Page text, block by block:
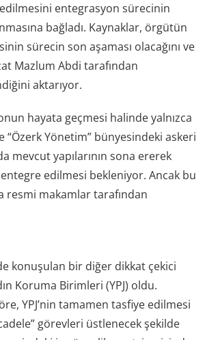
entegrasyon sürecinin
bağladı. Kaynaklar, örgütün
sürecin son aşaması olacağını ve
Mazlum Abdi tarafından
aktarıyor.
hayata geçmesi halinde yalnızca
“Özerk Yönetim” bünyesindeki askeri
mevcut yapılarının sona ererek
edilmesi bekleniyor. Ancak bu
resmi makamlar tarafından
konuşulan bir diğer dikkat çekici
Koruma Birimleri (YPJ) oldu.
YPJ’nin tamamen tasfiye edilmesi
görevleri üstlenecek şekilde